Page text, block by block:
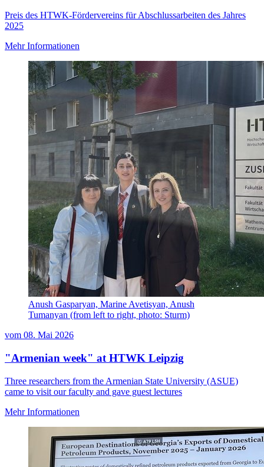
Preis des HTWK-Fördervereins für Abschlussarbeiten des Jahres
2025
Mehr Informationen
Anush Gasparyan, Marine Avetisyan, Anush
Tumanyan (from left to right, photo: Sturm)
vom 08. Mai 2026
"Armenian week" at HTWK Leipzig
Three researchers from the Armenian State University (ASUE)
came to visit our faculty and gave guest lectures
Mehr Informationen